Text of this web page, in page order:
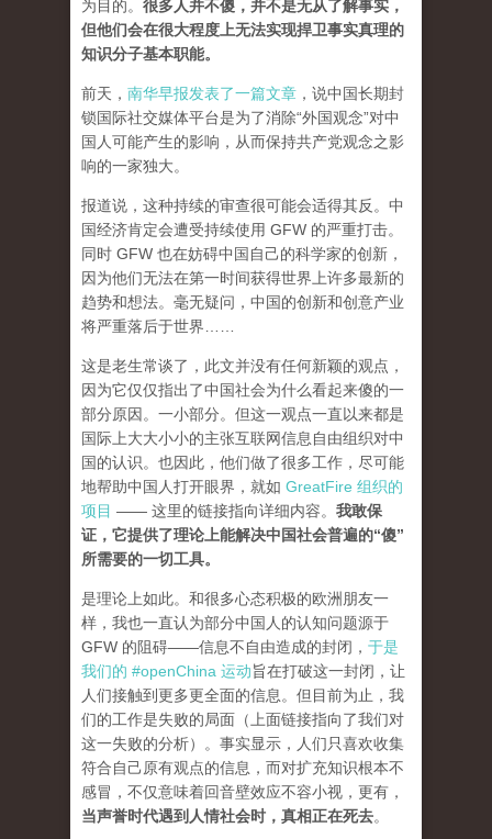
为目的。 很多人并不傻，并不是无从了解事实，
但他们会在很大程度上无法实现捍卫事实真理的
知识分子基本职能。
前天， 南华早报发表了一篇文章 ，说中国长期封
锁国际社交媒体平台是为了消除“外国观念”对中
国人可能产生的影响，从而保持共产党观念之影
响的一家独大。
报道说，这种持续的审查很可能会适得其反。中
国经济肯定会遭受持续使用 GFW 的严重打击。
同时 GFW 也在妨碍中国自己的科学家的创新，
因为他们无法在第一时间获得世界上许多最新的
趋势和想法。毫无疑问，中国的创新和创意产业
将严重落后于世界……
这是老生常谈了，此文并没有任何新颖的观点，
因为它仅仅指出了中国社会为什么看起来傻的一
部分原因。一小部分。但这一观点一直以来都是
国际上大大小小的主张互联网信息自由组织对中
国的认识。也因此，他们做了很多工作，尽可能
地帮助中国人打开眼界，就如 GreatFire 组织的
项目 —— 这里的链接指向详细内容。 我敢保
证，它提供了理论上能解决中国社会普遍的“傻”
所需要的一切工具。
是理论上如此。和很多心态积极的欧洲朋友一
样，我也一直认为部分中国人的认知问题源于
GFW 的阻碍——信息不自由造成的封闭， 于是
我们的 #openChina 运动旨在打破这一封闭，让
人们接触到更多更全面的信息。但目前为止，我
们的工作是失败的局面（ 上面链接指向了我们对
这一失败的分析）。事实显示，人们只喜欢收集
符合自己原有观点的信息，而对扩充知识根本不
感冒，不仅意味着回音壁效应不容小视，更有，
当声誉时代遇到人情社会时，真相正在死去。